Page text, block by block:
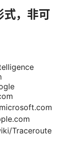
式，非可
Traceroute